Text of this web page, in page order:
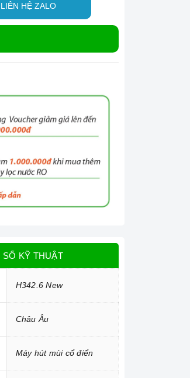
LIÊN HỆ ZALO
SỐ KỸ THUẬT
H342.6 New
Châu Âu
Máy hút mùi cổ điển